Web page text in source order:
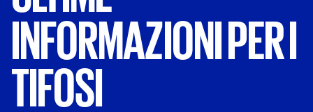
INFORMAZIONIPERI
TIFOSI